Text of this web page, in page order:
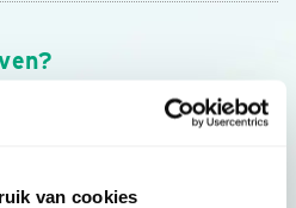
van cookies
inspiratie, acties en tips
van Vogelbescherming.